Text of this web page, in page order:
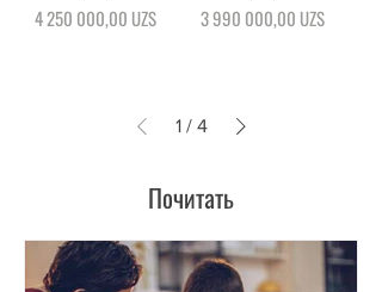
Цена
4 250 000,00 UZS Цена
3 990 000,00 UZS
1 / 4
Почитать